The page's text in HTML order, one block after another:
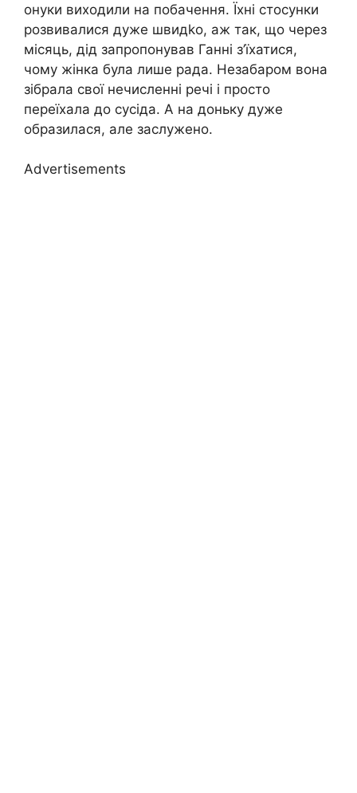
онуки виходили на побачення. Їхні стосунки
розвивалися дуже швидkо, аж так, що через
місяць, дід запропонував Ганні з’їхатися,
чому жінка була лише рада. Незабаром вона
зібрала свої нечисленні речі і просто
переїхала до сусіда. А на доньку дуже
образилася, але заслужено.
Advertisements